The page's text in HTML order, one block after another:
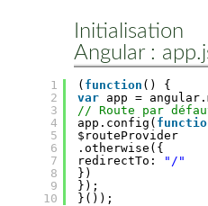
Angular :
1
2
3
4
5
6
7
8
9
10
( function () {
var app =
// Route par
app.config(
$routeProvider
.otherwise({
redirectTo:
"/"
})
});
}());